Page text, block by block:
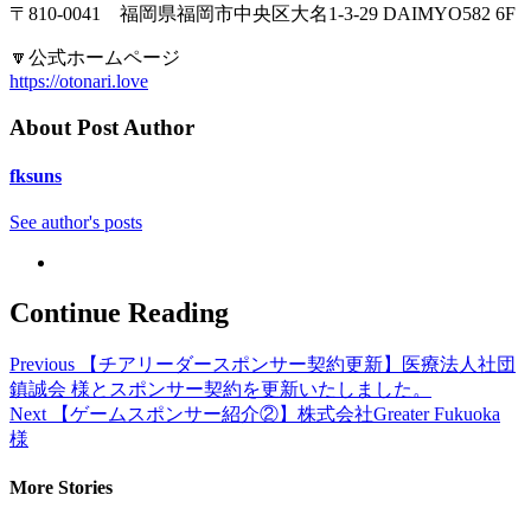
〒810-0041 福岡県福岡市中央区大名1-3-29 DAIMYO582 6F
🔽公式ホームページ
https://otonari.love
About Post Author
fksuns
See author's posts
Continue Reading
Previous 【チアリーダースポンサー契約更新】医療法人社団
鎮誠会 様とスポンサー契約を更新いたしました。
Next 【ゲームスポンサー紹介②】株式会社Greater Fukuoka
様
More Stories